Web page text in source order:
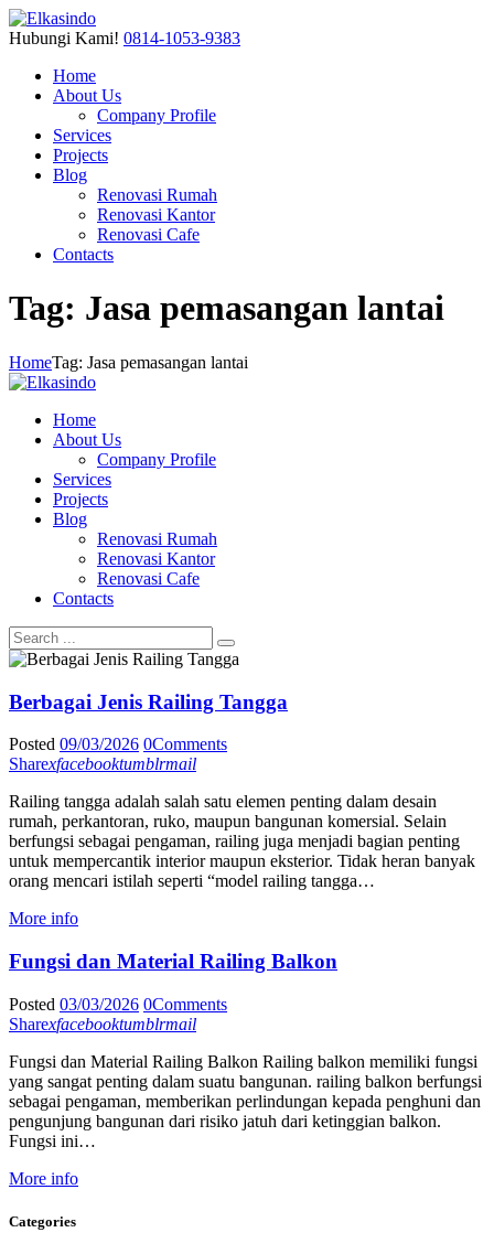
Hubungi Kami! 0814-1053-9383
Home
About Us
Company Profile
Services
Projects
Blog
Renovasi Rumah
Renovasi Kantor
Renovasi Cafe
Contacts
Tag: Jasa pemasangan lantai
HomeTag: Jasa pemasangan lantai
Home
About Us
Company Profile
Services
Projects
Blog
Renovasi Rumah
Renovasi Kantor
Renovasi Cafe
Contacts
Berbagai Jenis Railing Tangga
Posted 09/03/2026 0Comments
Sharexfacebooktumblrmail
Railing tangga adalah salah satu elemen penting dalam desain
rumah, perkantoran, ruko, maupun bangunan komersial. Selain
berfungsi sebagai pengaman, railing juga menjadi bagian penting
untuk mempercantik interior maupun eksterior. Tidak heran banyak
orang mencari istilah seperti “model railing tangga…
More info
Fungsi dan Material Railing Balkon
Posted 03/03/2026 0Comments
Sharexfacebooktumblrmail
Fungsi dan Material Railing Balkon Railing balkon memiliki fungsi
yang sangat penting dalam suatu bangunan. railing balkon berfungsi
sebagai pengaman, memberikan perlindungan kepada penghuni dan
pengunjung bangunan dari risiko jatuh dari ketinggian balkon.
Fungsi ini…
More info
Categories